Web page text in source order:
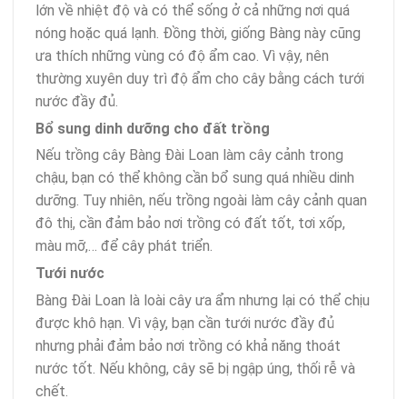
lớn về nhiệt độ và có thể sống ở cả những nơi quá
nóng hoặc quá lạnh. Đồng thời, giống Bàng này cũng
ưa thích những vùng có độ ẩm cao. Vì vậy, nên
thường xuyên duy trì độ ẩm cho cây bằng cách tưới
nước đầy đủ.
Bổ sung dinh dưỡng cho đất trồng
Nếu trồng cây Bàng Đài Loan làm cây cảnh trong
chậu, bạn có thể không cần bổ sung quá nhiều dinh
dưỡng. Tuy nhiên, nếu trồng ngoài làm cây cảnh quan
đô thị, cần đảm bảo nơi trồng có đất tốt, tơi xốp,
màu mỡ,… để cây phát triển.
Tưới nước
Bàng Đài Loan là loài cây ưa ẩm nhưng lại có thể chịu
được khô hạn. Vì vậy, bạn cần tưới nước đầy đủ
nhưng phải đảm bảo nơi trồng có khả năng thoát
nước tốt. Nếu không, cây sẽ bị ngập úng, thối rễ và
chết.